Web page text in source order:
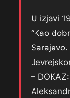
U izjavi
“Kao
–